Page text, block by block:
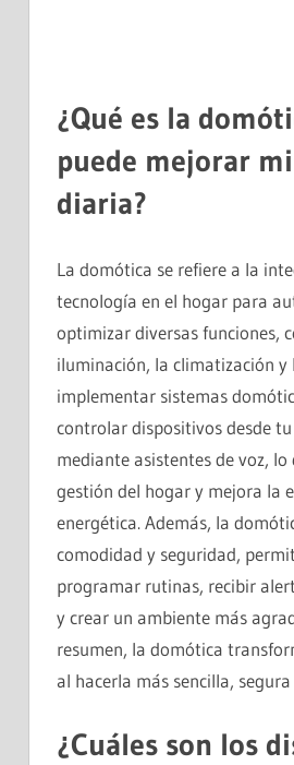
¿Qué es la
puede mejorar
diaria?
La domótica se refiere a la
tecnología en el hogar para
optimizar diversas funciones,
iluminación, la climatización y
implementar sistemas
controlar dispositivos desde
mediante asistentes de voz,
gestión del hogar y mejora la
energética. Además, la
comodidad y seguridad,
programar rutinas, recibir
y crear un ambiente más
resumen, la domótica
al hacerla más sencilla,
¿Cuáles son los